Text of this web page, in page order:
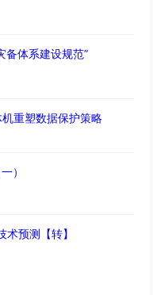
备体系建设规范”
重塑数据保护策略
）
预测【转】